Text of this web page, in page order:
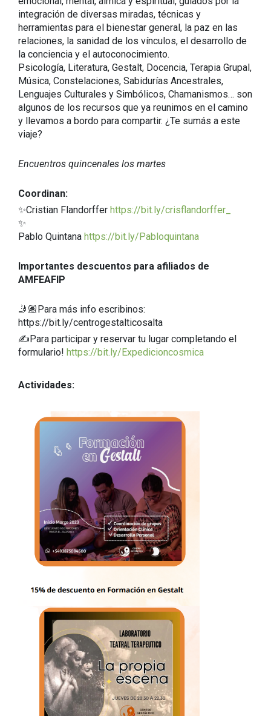
integración de diversas miradas, técnicas y
herramientas para el bienestar general, la paz en las
relaciones, la sanidad de los vínculos, el desarrollo de
la conciencia y el autoconocimiento.
Psicología, Literatura, Gestalt, Docencia, Terapia Grupal,
Música, Constelaciones, Sabidurías Ancestrales,
Lenguajes Culturales y Simbólicos, Chamanismos… son
algunos de los recursos que ya reunimos en el camino
y llevamos a bordo para compartir. ¿Te sumás a este
viaje?
Encuentros quincenales los martes
Coordinan:
✨Cristian Flandorffer https://bit.ly/crisflandorffer_
✨
Pablo Quintana https://bit.ly/Pabloquintana
Importantes descuentos para afiliados de
AMFEAFIP
🤳🏽Para más info escribinos:
https://bit.ly/centrogestalticosalta
✍️Para participar y reservar tu lugar completando el
formulario! https://bit.ly/Expedicioncosmica
Actividades: